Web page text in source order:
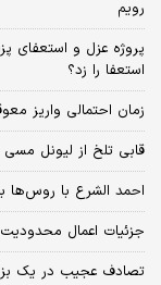
رویم
پروژه عزل و استعفای
استعفا را زد؟
زمان احتمالی واریز
قابی تلخ از لیونل
احمد الشرع با روس‌ها
جزئیات اعمال
تصادف عجیب در یک